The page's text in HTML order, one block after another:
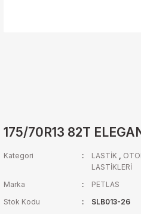
175/70R13 82T
Kategori LASTİK ,
LASTİKLERİ
Marka
PETLAS
Stok Kodu
SLB013-26